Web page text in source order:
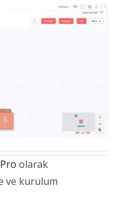
olarak
ve kurulum